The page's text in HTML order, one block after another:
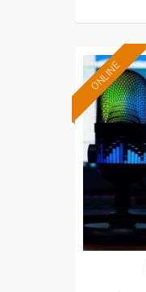
ONLINE
-